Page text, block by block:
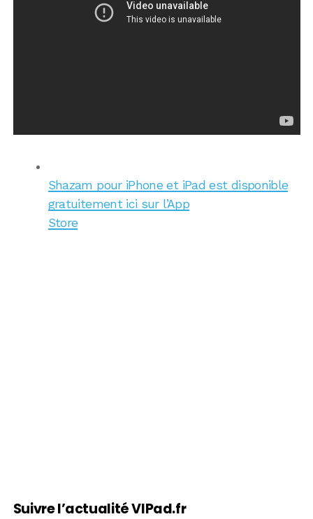
Shazam pour iPhone et iPad est disponible
gratuitement ici sur l’App
Store
Suivre l’actualité VIPad.fr